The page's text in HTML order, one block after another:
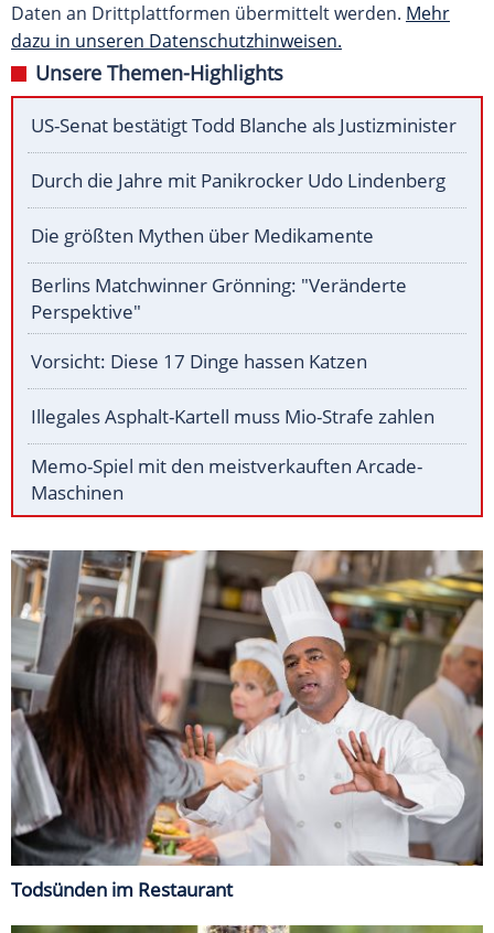
Daten an Drittplattformen übermittelt werden. Mehr
dazu in unseren Datenschutzhinweisen.
Unsere Themen-Highlights
US-Senat bestätigt Todd Blanche als Justizminister
Durch die Jahre mit Panikrocker Udo Lindenberg
Die größten Mythen über Medikamente
Berlins Matchwinner Grönning: "Veränderte
Perspektive"
Vorsicht: Diese 17 Dinge hassen Katzen
Illegales Asphalt-Kartell muss Mio-Strafe zahlen
Memo-Spiel mit den meistverkauften Arcade-
Maschinen
Todsünden im Restaurant